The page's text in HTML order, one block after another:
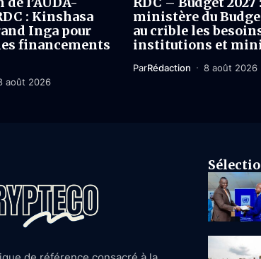
: Kinshasa
Inga pour
financements
août 2026
ministère du
au crible les
institutions et
ParRédaction 8 août 2026